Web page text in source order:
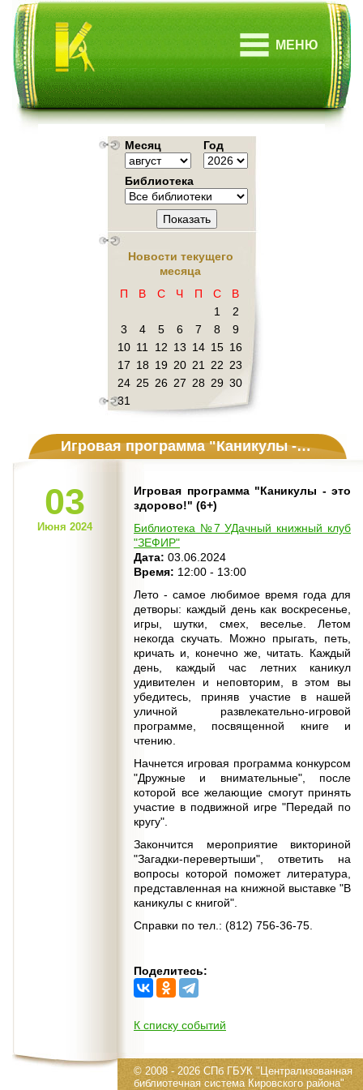
МЕНЮ
Месяц Год
Библиотека
Показать
Новости текущего
месяца
П
В С Ч П С
В
1
2
3
4 5 6 7 8
9
10 11 12 13 14 15 16
17 18 19 20 21 22 23
24 25 26 27 28 29 30
31
Игровая программа "Каникулы - это здорово!" (6+)
03
Июня 2024
Игровая программа "Каникулы - это
здорово!" (6+)
Библиотека №7 УДачный книжный клуб
"ЗЕФИР"
Дата: 03.06.2024
Время: 12:00 - 13:00
Лето - самое любимое время года для
детворы: каждый день как воскресенье,
игры, шутки, смех, веселье. Летом
некогда скучать. Можно прыгать, петь,
кричать и, конечно же, читать. Каждый
день, каждый час летних каникул
удивителен и неповторим, в этом вы
убедитесь, приняв участие в нашей
уличной развлекательно-игровой
программе, посвященной книге и
чтению.
Начнется игровая программа конкурсом
"Дружные и внимательные", после
которой все желающие смогут принять
участие в подвижной игре "Передай по
кругу".
Закончится мероприятие викториной
"Загадки-перевертыши", ответить на
вопросы которой поможет литература,
представленная на книжной выставке "В
каникулы с книгой".
Справки по тел.: (812) 756-36-75.
Поделитесь:
К списку событий
© 2008 - 2026 СПб ГБУК "Централизованная
библиотечная система Кировского района"